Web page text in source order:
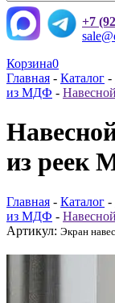
+7
Корзина0
Главная - Каталог -
из МДФ -
из реек
Главная - Каталог -
из МДФ -
Артикул: Экран